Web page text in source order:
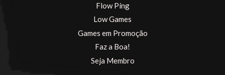
Flow Ping
Low Games
Games em Promoção
Faz a Boa!
Seja Membro